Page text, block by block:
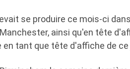
se produire ce mois-ci
ainsi qu'en tête
tant que tête d'affiche de ce